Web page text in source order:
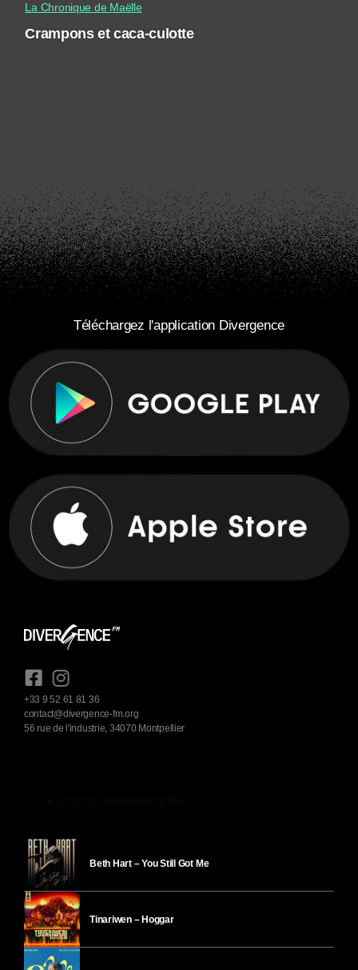
La Chronique de Maëlle
Crampons et caca-culotte
Téléchargez l'application Divergence
+33 9 52 61 81 36
contact@divergence-fm.org
56 rue de l'industrie, 34070 Montpellier
Beth Hart – You Still Got Me
Tinariwen – Hoggar